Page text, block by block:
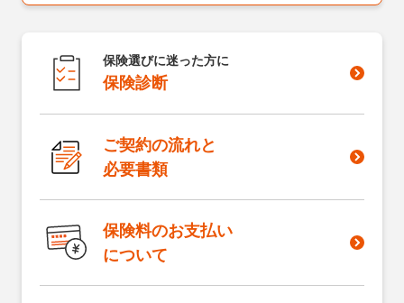
保険選びに迷った方に
保険診断
ご契約の流れと
必要書類
保険料のお支払い
について